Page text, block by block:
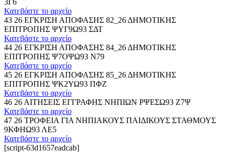
3Γ6
Κατεβάστε το αρχείο
43 26 ΕΓΚΡΙΣΗ ΑΠΟΦΑΣΗΣ 82_26 ΔΗΜΟΤΙΚΗΣ
ΕΠΙΤΡΟΠΗΣ ΨΥΓ9Ω93 ΣΔΤ
Κατεβάστε το αρχείο
44 26 ΕΓΚΡΙΣΗ ΑΠΟΦΑΣΗΣ 84_26 ΔΗΜΟΤΙΚΗΣ
ΕΠΙΤΡΟΠΗΣ Ψ7ΟΨΩ93 Ν79
Κατεβάστε το αρχείο
45 26 ΕΓΚΡΙΣΗ ΑΠΟΦΑΣΗΣ 85_26 ΔΗΜΟΤΙΚΗΣ
ΕΠΙΤΡΟΠΗΣ ΨΚ2ΥΩ93 ΠΦΖ
Κατεβάστε το αρχείο
46 26 ΑΙΤΗΣΕΙΣ ΕΓΓΡΑΦΗΣ ΝΗΠΙΩΝ ΡΨΕΣΩ93 Ζ7Ψ
Κατεβάστε το αρχείο
47 26 ΤΡΟΦΕΙΑ ΓΙΑ ΝΗΠΙΑΚΟΥΣ ΠΑΙΔΙΚΟΥΣ ΣΤΑΘΜΟΥΣ
9ΚΦΗΩ93 ΛΕ5
Κατεβάστε το αρχείο
[script-63d1657eadcab]